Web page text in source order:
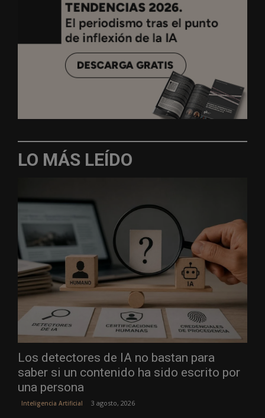
LO MÁS LEÍDO
Los detectores de IA no bastan para
saber si un contenido ha sido escrito por
una persona
Inteligencia Artificial 3 agosto, 2026